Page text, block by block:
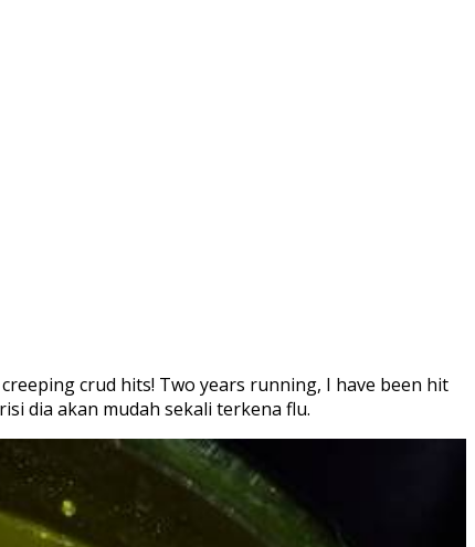
crud hits! Two years running, I have been hit
dia akan mudah sekali terkena flu.